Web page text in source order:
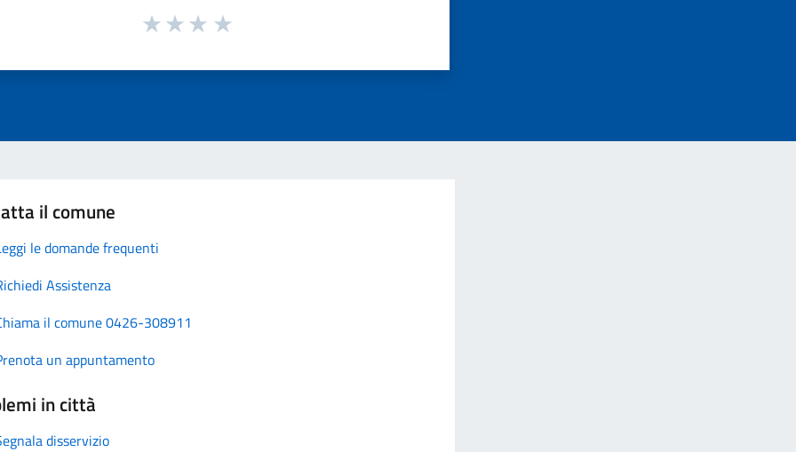
il comune
le domande frequenti
Assistenza
il comune 0426-308911
un appuntamento
in città
disservizio